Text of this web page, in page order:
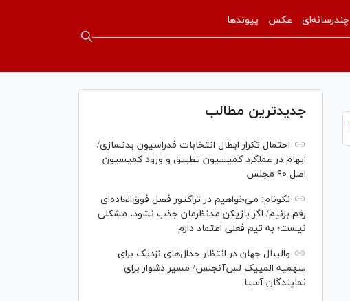
چندرسانه‌ای عکس پیوندها
جدیدترین مطالب
احتمال تکرار ابطال انتخابات فدراسیون بدنسازی/
ابهام در عملکرد کمیسیون تطبیق و ورود کمیسیون
اصل ۹۰ مجلس
نکونام: می‌خواهیم در تراکتور فصل فوق‌العاده‌ای
رقم بزنیم/ اگر بازیکن مدنظرمان جذب نشود، مشکلی
نیست؛ به تیم فعلی اعتماد دارم
والیبال جهان در انتظار جدال‌های نزدیک برای
سهمیه المپیک لس‌آنجلس/ مسیر دشوار برای
نمایندگان آسیا